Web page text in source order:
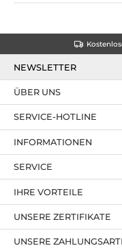
NEWSLETTER
SERVICE-HOTLINE
IHRE VORTEILE
UNSERE
ÜBER UNS
UNSERE ZERTIFIKATE
INFORMATIONEN
SERVICE